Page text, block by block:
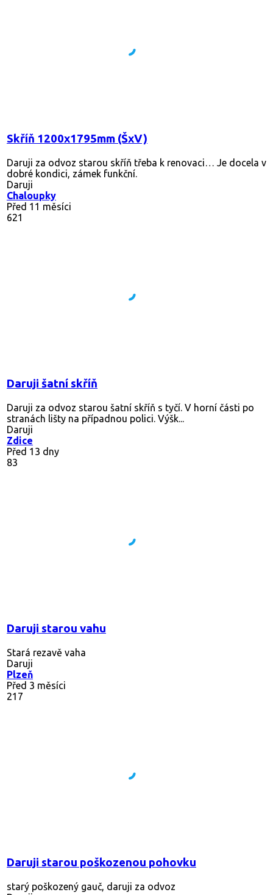
Skříň 1200x1795mm (ŠxV)
Daruji za odvoz starou skříň třeba k renovaci… Je docela v
dobré kondici, zámek funkční.
Daruji
Chaloupky
Před 11 měsíci
621
Daruji šatní skříň
Daruji za odvoz starou šatní skříň s tyčí. V horní části po
stranách lišty na případnou polici. Výšk...
Daruji
Zdice
Před 13 dny
83
Daruji starou vahu
Stará rezavě vaha
Daruji
Plzeň
Před 3 měsíci
217
Daruji starou poškozenou pohovku
starý poškozený gauč, daruji za odvoz